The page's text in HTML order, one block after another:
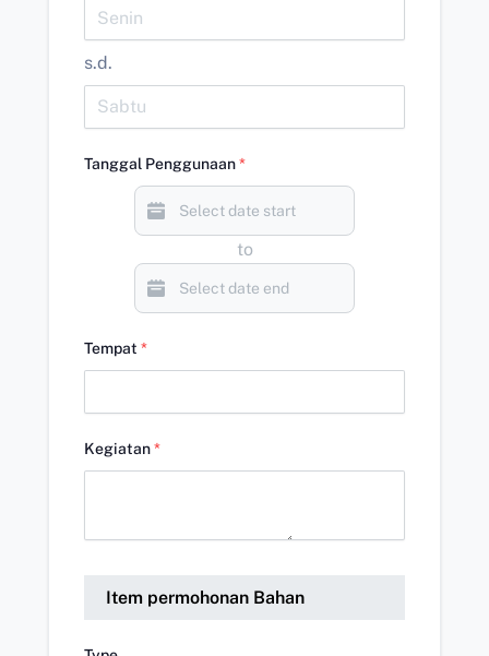
s.d.
Tanggal Penggunaan*
to
Tempat *
Kegiatan*
Item permohonan Bahan